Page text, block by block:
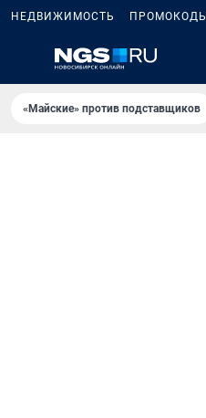
НЕДВИЖИМОСТЬ ПРОМОКОДЫ
«Майские» против подставщиков